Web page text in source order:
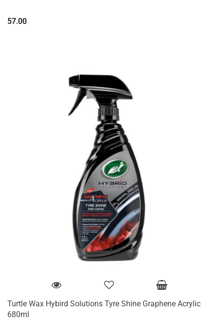
57.00
Turtle Wax Hybird Solutions Tyre Shine Graphene Acrylic
680ml